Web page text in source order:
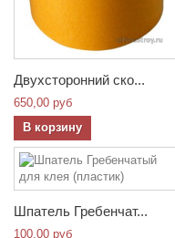
Двухсторонний ско...
650,00 руб
В корзину
Шпатель Гребенчат...
100,00 руб